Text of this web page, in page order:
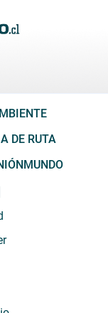
DE RUTA
MUNDO